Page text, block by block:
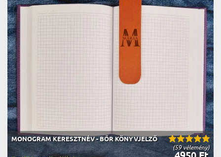
(59 vélemény)
MONOGRAM KERESZTNÉV - BŐR KÖNYVJELZŐ